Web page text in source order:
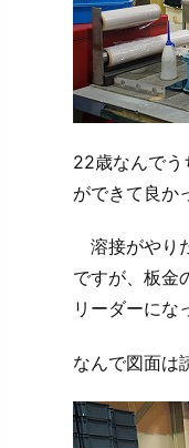
22歳なんでう
ができて良
溶接がやり
ですが、板金
リーダーにな
なんで図面